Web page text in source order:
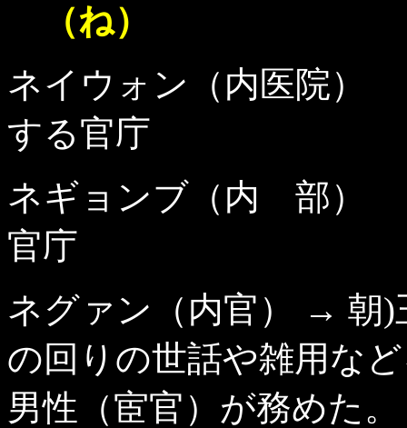
（ね）
ネイウォン（内医院
する官庁
ネギョンブ（内 部）
官庁
ネグァン（内官） → 朝)
の回りの世話や雑用な
男性（宦官）が務めた